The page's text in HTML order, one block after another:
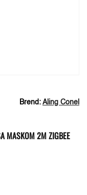
Brend: Aling Conel
MASKOM 2M ZIGBEE